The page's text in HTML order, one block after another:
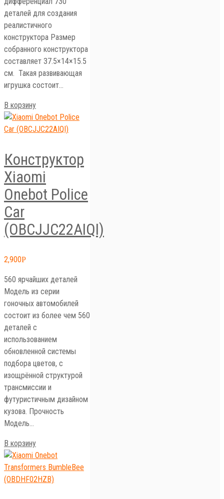
деталей для создания
реалистичного
конструктора Размер
собранного конструктора
составляет 37.5×14×15.5
см. Такая развивающая
игрушка состоит…
В корзину
Конструктор
Xiaomi
Onebot Police
Car
(OBCJJC22AIQI)
2,900Р
560 ярчайших деталей
Модель из серии
гоночных автомобилей
состоит из более чем 560
деталей с
использованием
обновленной системы
подбора цветов, с
изощрённой структурой
трансмиссии и
футуристичным дизайном
кузова. Прочность
Модель…
В корзину